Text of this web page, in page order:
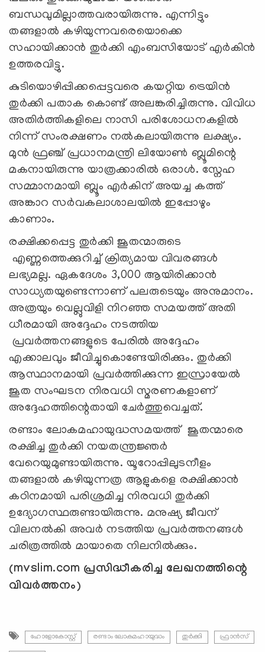
ബന്ധവുമില്ലാത്തവരായിരുന്നു. എന്നിട്ടും
തങ്ങളാൽ കഴിയുന്നവരെയൊക്കെ
സഹായിക്കാൻ തുർക്കി എംബസിയോട് എർകിൻ
ഉത്തരവിട്ടു.
കുടിയൊഴിപ്പിക്കപ്പെട്ടവരെ കയറ്റിയ ട്രെയിൻ
തുർക്കി പതാക കൊണ്ട് അലങ്കരിച്ചിരുന്നു. വിവിധ
അതിർത്തികളിലെ നാസി പരിശോധനകളിൽ
നിന്ന് സംരക്ഷണം നൽകലായിരുന്നു ലക്ഷ്യം.
മുൻ ഫ്രഞ്ച് പ്രധാനമന്ത്രി ലിയോൺ ബ്ലൂമിന്റെ
മകനായിരുന്നു യാത്രക്കാരിൽ ഒരാൾ. സ്നേഹ
സമ്മാനമായി ബ്ലൂം എർകിന് അയച്ച കത്ത്
അങ്കാറ സർവകലാശാലയിൽ ഇപ്പോഴും
കാണാം.
രക്ഷിക്കപ്പെട്ട തുർക്കി ജൂതന്മാരുടെ
എണ്ണത്തെക്കുറിച്ച് ക്രിത്യമായ വിവരങ്ങൾ
ലഭ്യമല്ല. ഏകദേശം 3,000 ആയിരിക്കാൻ
സാധ്യതയുണ്ടെന്നാണ് പലരുടെയും അനുമാനം.
അത്രയും വെല്ലുവിളി നിറഞ്ഞ സമയത്ത് അതി
ധീരമായി അദ്ദേഹം നടത്തിയ
പ്രവർത്തനങ്ങളുടെ പേരിൽ അദ്ദേഹം
എക്കാലവും ജീവിച്ചുകൊണ്ടേയിരിക്കും. തുർക്കി
ആസ്ഥാനമായി പ്രവർത്തിക്കുന്ന ഇസ്രായേൽ
ജൂത സംഘടന നിരവധി സ്മരണകളാണ്
അദ്ദേഹത്തിന്റെതായി ചേർത്തുവെച്ചത്.
രണ്ടാം ലോകമഹായുദ്ധസമയത്ത് ജൂതന്മാരെ
രക്ഷിച്ച തുർക്കി നയതന്ത്രജ്ഞര്‍
വേറെയുമുണ്ടായിരുന്നു. യൂറോപ്പിലുടനീളം
തങ്ങളാൽ കഴിയുന്നത്ര ആളുകളെ രക്ഷിക്കാൻ
കഠിനമായി പരിശ്രമിച്ച നിരവധി തുർക്കി
ഉദ്യോഗസ്ഥരുണ്ടായിരുന്നു. മനുഷ്യ ജീവന്
വിലനൽകി അവർ നടത്തിയ പ്രവർത്തനങ്ങൾ
ചരിത്രത്തിൽ മായാതെ നിലനിൽക്കും.
(mvslim.com പ്രസിദ്ധീകരിച്ച ലേഖനത്തിന്റെ
വിവര്‍ത്തനം)
ഹോളോകോസ്റ്റ് രണ്ടാം ലോകമഹായുദ്ധം തുർക്കി ഫ്രാൻസ്